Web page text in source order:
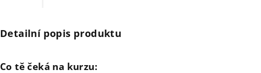
Detailní popis produktu
Co tě čeká na kurzu: